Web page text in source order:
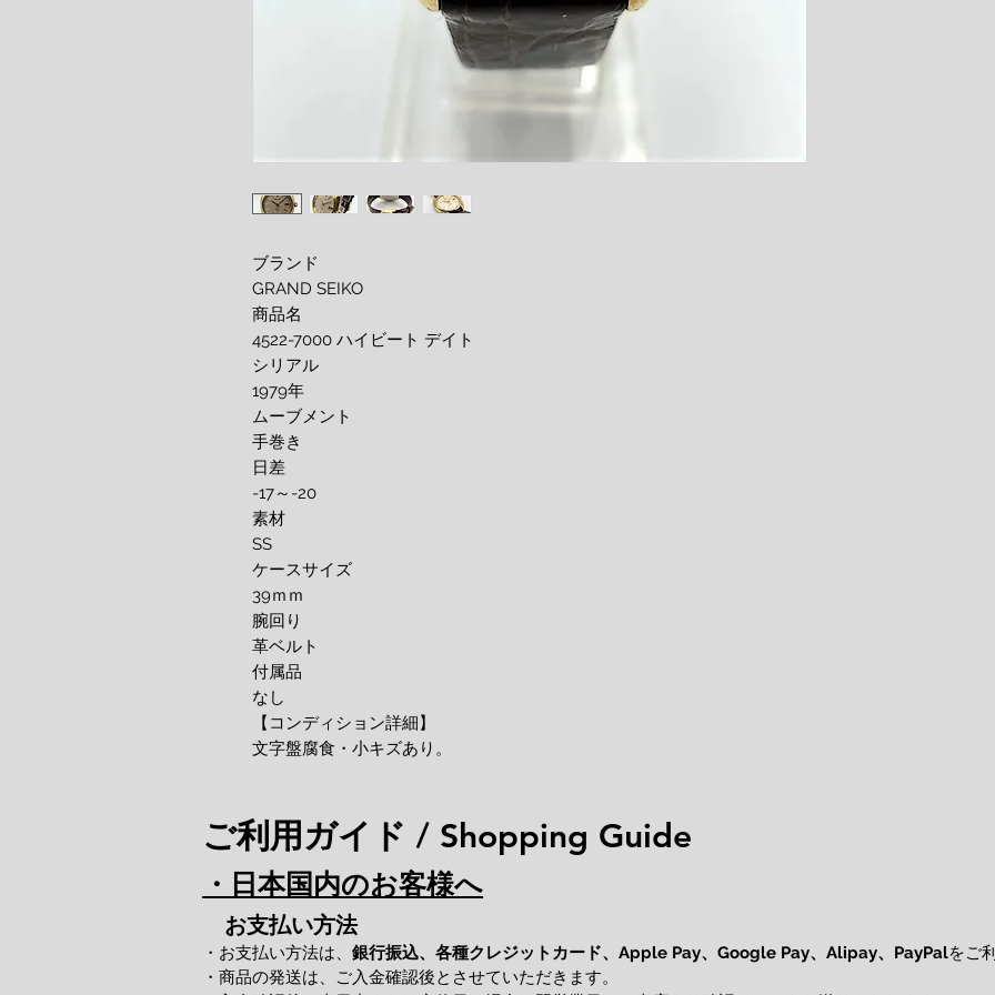
ブランド
GRAND SEIKO
商品名
4522-7000 ハイビート デイト
シリアル
1979年
ムーブメント
手巻き
日差
-17～-20
素材
SS
ケースサイズ
39ｍｍ
腕回り
革ベルト
付属品
なし
【コンディション詳細】
文字盤腐食・小キズあり。
ご利用ガイド / Shopping Guide
・日本国内のお客様へ
お支払い方法
・お支払い方法は、 銀行振込、各種クレジットカード、 Apple Pay、Google Pay、Alipay、PayPalをご
・商品の発送は、ご入金確認後とさせていただきます。